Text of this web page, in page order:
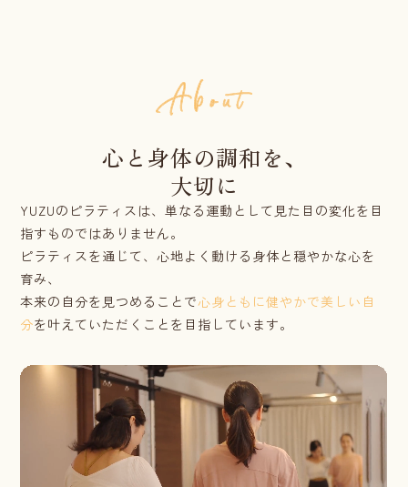
心と身体の調和を、
大切に
YUZUのピラティスは、単なる運動として見た目の変化を目
指すものではありません。
ピラティスを通じて、心地よく動ける身体と穏やかな心を
育み、
本来の自分を見つめることで心身ともに健やかで美しい自
分を叶えていただくことを目指しています。